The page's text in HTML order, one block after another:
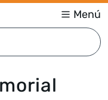
Menú